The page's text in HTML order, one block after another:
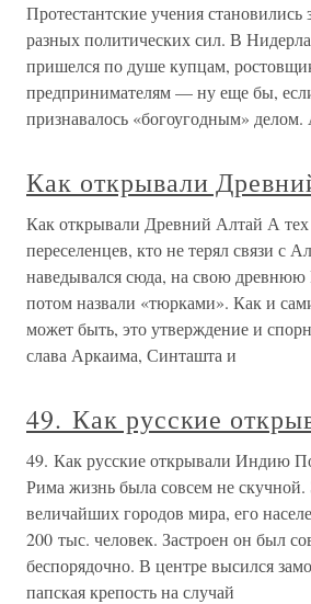
Протестантские учения
разных политических сил. В
пришелся по душе купцам,
предпринимателям — ну еще бы,
признавалось «богоугодным»
Как открывали
Как открывали Древний Алтай А тех
переселенцев, кто не терял связи с
наведывался сюда, на свою древнюю
потом назвали «тюрками». Как и
может быть, это утверждение и
слава Аркаима, Синташта и
49. Как русские
49. Как русские открывали Индию
Рима жизнь была совсем не
величайших городов мира, его
200 тыс. человек. Застроен он был
беспорядочно. В центре высился
папская крепость на случай